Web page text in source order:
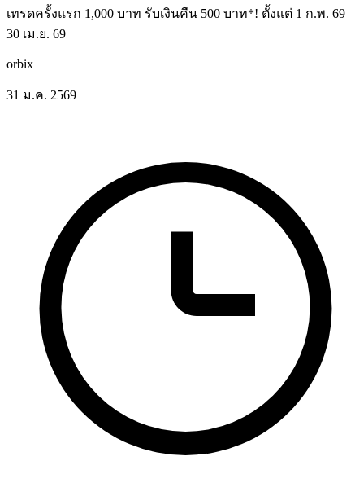
เทรดครั้งแรก 1,000 บาท รับเงินคืน 500 บาท*! ตั้งแต่ 1 ก.พ. 69 –
30 เม.ย. 69
orbix
31 ม.ค. 2569